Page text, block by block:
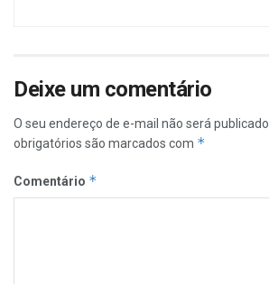
Deixe um comentário
O seu endereço de e-mail não será publicado.
obrigatórios são marcados com *
Comentário *